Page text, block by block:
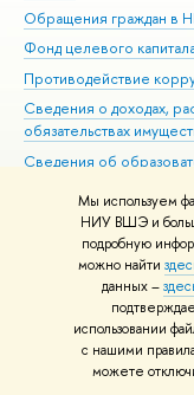
Мы используем
НИУ ВШЭ и
подробную
можно найти
данных –
использовании
с нашими
можете
Обращения граждан в
Фонд целевого
Противодействие
Сведения о доходах,
обязательствах
Сведения об
Людям с
Единая платежная
Работа в Вышке
© НИУ ВШЭ 1993–2026
материалов Политика
Шрифты HSE Sans и